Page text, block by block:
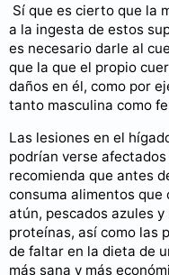
Sí que es cierto que la
a la ingesta de estos
es necesario darle al
que la que el propio
daños en él, como por
tanto masculina como
Las lesiones en el
podrían verse
recomienda que antes
consuma alimentos que
atún, pescados azules
proteínas, así como las
de faltar en la dieta de
más sana y más